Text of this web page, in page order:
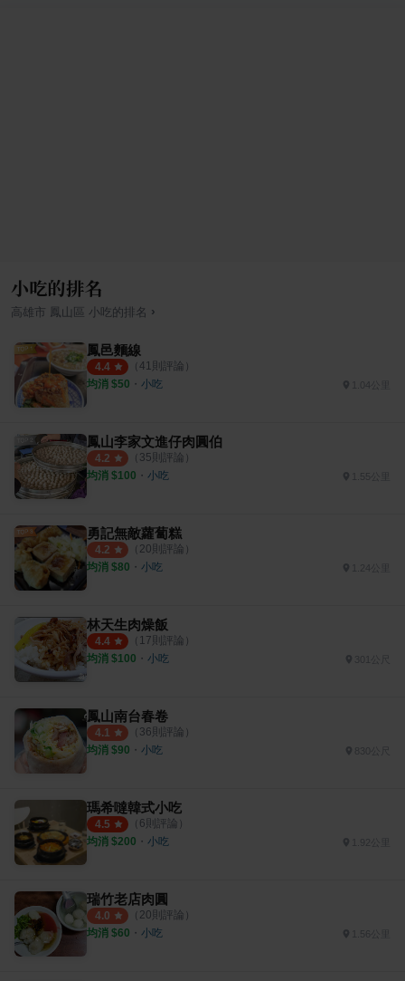
小吃的排名
高雄市 鳳山區 小吃 的排名 ›
鳳邑麵線
4.4 （ 41則評論）
均消 $50 ・ 小吃 1.04公里
鳳山李家文進仔肉圓伯
4.2 （ 35則評論）
均消 $100 ・ 小吃 1.55公里
勇記無敵蘿蔔糕
4.2 （ 20則評論）
均消 $80 ・ 小吃 1.24公里
林天生肉燥飯
4.4 （ 17則評論）
均消 $100 ・ 小吃
鳳山南台春卷
4.1 （ 36則評論）
均消 $90 ・ 小吃
瑪希噠韓式小吃
4.5 （ 6則評論）
均消 $200 ・ 小吃
瑞竹老店肉圓
4.0 （ 20則評論）
均消 $60 ・ 小吃 1.56公里